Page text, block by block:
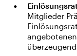
Mitglieder